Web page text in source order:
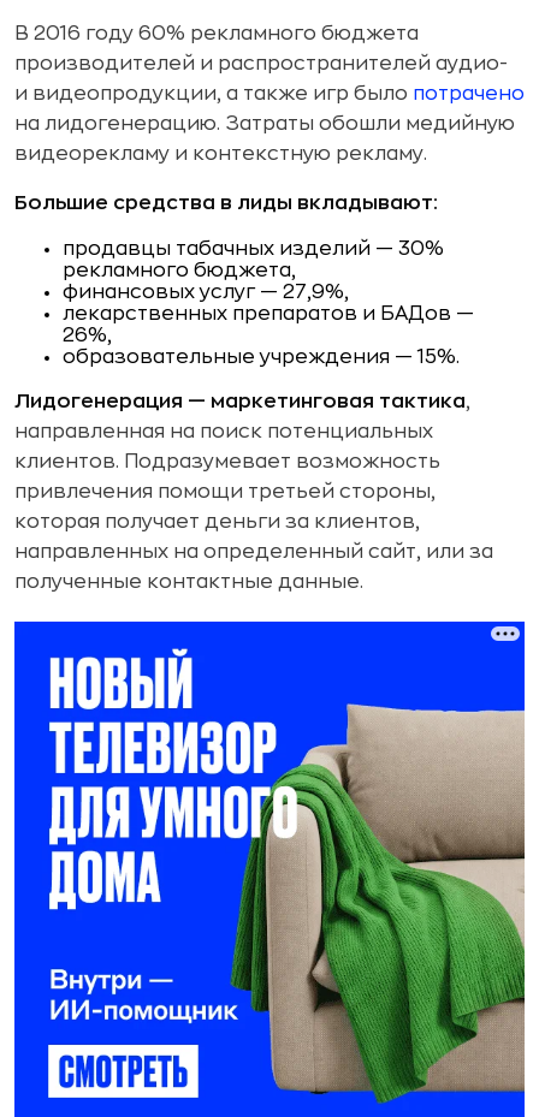
В 2016 году 60% рекламного бюджета
производителей и распространителей аудио-
и видеопродукции, а также игр было потрачено
на лидогенерацию. Затраты обошли медийную
видеорекламу и контекстную рекламу.
Большие средства в лиды вкладывают:
продавцы табачных изделий — 30%
рекламного бюджета,
финансовых услуг — 27,9%,
лекарственных препаратов и БАДов —
26%,
образовательные учреждения — 15%.
Лидогенерация — маркетинговая тактика,
направленная на поиск потенциальных
клиентов. Подразумевает возможность
привлечения помощи третьей стороны,
которая получает деньги за клиентов,
направленных на определенный сайт, или за
полученные контактные данные.